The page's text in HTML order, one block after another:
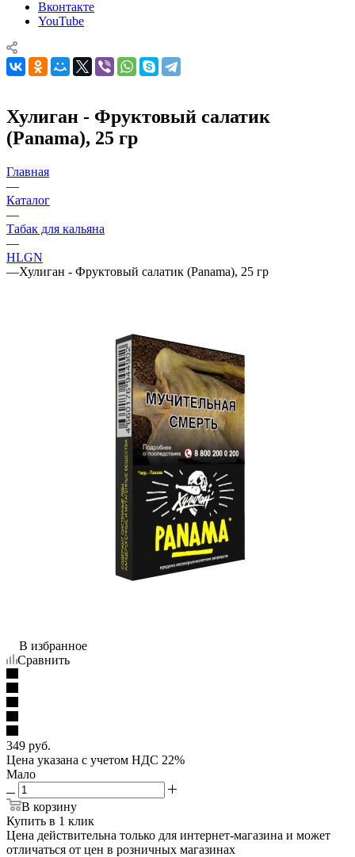
Вконтакте
YouTube
Хулиган - Фруктовый салатик
(Panama), 25 гр
Главная
—
Каталог
—
Табак для кальяна
—
HLGN
—Хулиган - Фруктовый салатик (Panama), 25 гр
В избранное
Сравнить
349 руб.
Цена указана с учетом НДС 22%
Мало
В корзину
Купить в 1 клик
Цена действительна только для интернет-магазина и может
отличаться от цен в розничных магазинах